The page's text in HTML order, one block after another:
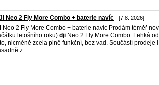
Neo 2 Fly More Combo + baterie navíc - [7.8. 2026]
Neo 2 Fly More Combo + baterie navíc Prodám téměř
letošního roku) dji Neo 2 Fly More Combo. Lehká
nicméně zcela plně funkční, bez vad. Součástí prodeje
z ...